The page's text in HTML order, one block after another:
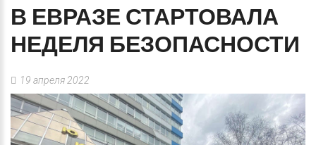
В ЕВРАЗЕ СТАРТОВАЛА
НЕДЕЛЯ БЕЗОПАСНОСТИ
19 апреля 2022